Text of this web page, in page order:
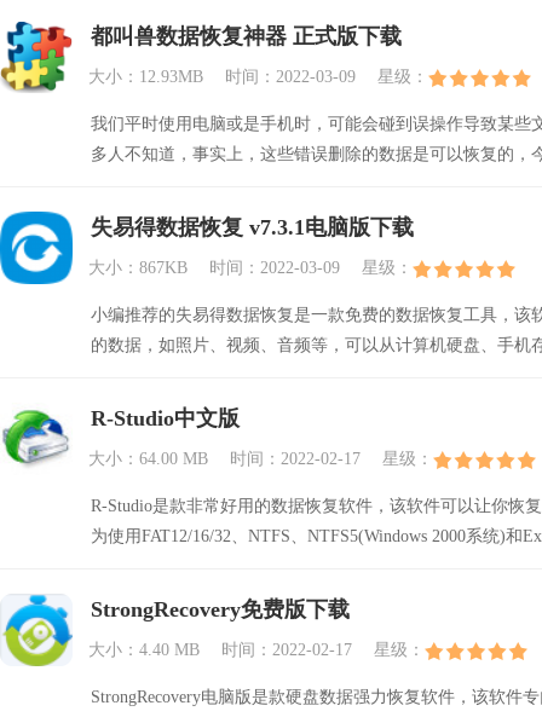
都叫兽数据恢复神器 正式版下载
大小：12.93MB 时间：2022-03-09 星级：
我们平时使用电脑或是手机时，可能会碰到误操作导致某
多人不知道，事实上，这些错误删除的数据是可以恢复的
失易得数据恢复 v7.3.1电脑版下载
大小：867KB 时间：2022-03-09 星级：
小编推荐的失易得数据恢复是一款免费的数据恢复工具，
的数据，如照片、视频、音频等，可以从计算机硬盘、手机
R-Studio中文版
大小：64.00 MB 时间：2022-02-17 星级：
R-Studio是款非常好用的数据恢复软件，该软件可以让你恢
为使用FAT12/16/32、NTFS、NTFS5(Windows 2000系统)
StrongRecovery免费版下载
大小：4.40 MB 时间：2022-02-17 星级：
StrongRecovery电脑版是款硬盘数据强力恢复软件，该软